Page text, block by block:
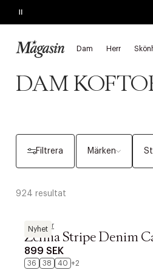
Pause
Dam Herr
REA
Startsida Dam Kläder
DAM
Filtrera Märken
924 resultat
Nyhet
Neo Noir
Zelma Stripe Denim
899 SEK
36 38 40 +2